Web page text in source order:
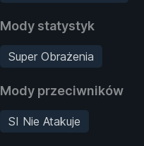
Mody statystyk
Super Obrażenia
Mody przeciwników
SI Nie Atakuje